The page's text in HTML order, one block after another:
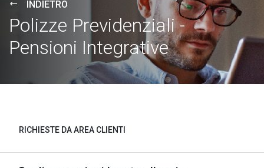
INDIETRO
Polizze Previdenziali -
Pensioni Integrative
RICHIESTE DA AREA CLIENTI